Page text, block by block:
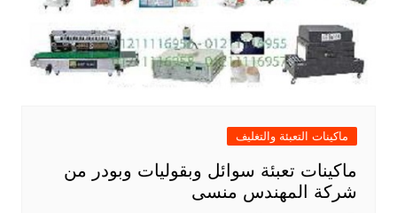
ماكينات التعبئة والتغليف
ماكينات تعبئة سوائل وبقوليات وبودر من
شركة المهندس منسى